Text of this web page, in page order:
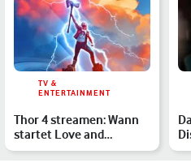
TV &
ENTERTAINMENT
Thor 4 streamen: Wann
startet Love and
Thunder im Heimkino?